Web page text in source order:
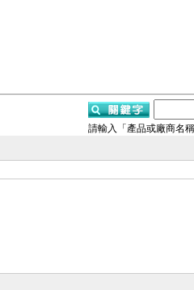
請輸入「產品或廠商名